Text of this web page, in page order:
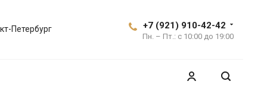
+7 (921) 910-42-42
Пн. – Пт.: с 10:00 до 19:00
Петербург